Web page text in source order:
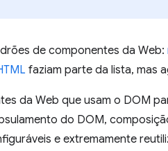
de componentes da Web:
faziam parte da lista, mas
da Web que usam o DOM
do DOM,
e extremamente